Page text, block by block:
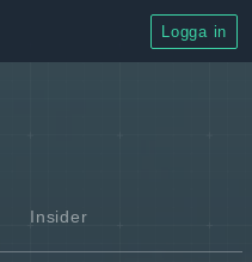
Logga in
Insider